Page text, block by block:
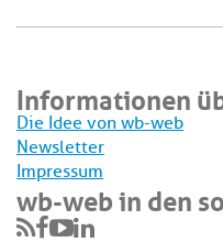
Informationen
Die Idee von wb-web
Newsletter
Impressum
wb-web in den